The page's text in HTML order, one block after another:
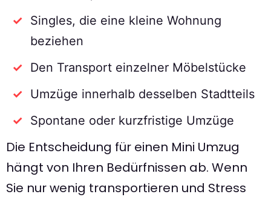
Singles, die eine kleine Wohnung
beziehen
Den Transport einzelner Möbelstücke
Umzüge innerhalb desselben Stadtteils
Spontane oder kurzfristige Umzüge
Die Entscheidung für einen Mini Umzug
hängt von Ihren Bedürfnissen ab. Wenn
Sie nur wenig transportieren und Stress